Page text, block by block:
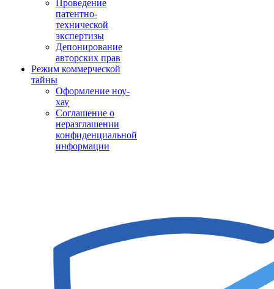
Проведение
патентно-
технической
экспертизы
Депонирование
авторских прав
Режим коммерческой
тайны
Оформление ноу-
хау
Соглашение о
неразглашении
конфиденциальной
информации